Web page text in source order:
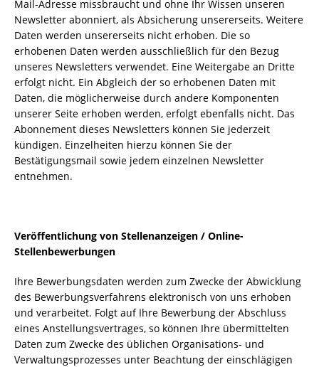
Mail-Adresse missbraucht und ohne Ihr Wissen unseren
Newsletter abonniert, als Absicherung unsererseits. Weitere
Daten werden unsererseits nicht erhoben. Die so
erhobenen Daten werden ausschließlich für den Bezug
unseres Newsletters verwendet. Eine Weitergabe an Dritte
erfolgt nicht. Ein Abgleich der so erhobenen Daten mit
Daten, die möglicherweise durch andere Komponenten
unserer Seite erhoben werden, erfolgt ebenfalls nicht. Das
Abonnement dieses Newsletters können Sie jederzeit
kündigen. Einzelheiten hierzu können Sie der
Bestätigungsmail sowie jedem einzelnen Newsletter
entnehmen.
Veröffentlichung von Stellenanzeigen / Online-
Stellenbewerbungen
Ihre Bewerbungsdaten werden zum Zwecke der Abwicklung
des Bewerbungsverfahrens elektronisch von uns erhoben
und verarbeitet. Folgt auf Ihre Bewerbung der Abschluss
eines Anstellungsvertrages, so können Ihre übermittelten
Daten zum Zwecke des üblichen Organisations- und
Verwaltungsprozesses unter Beachtung der einschlägigen